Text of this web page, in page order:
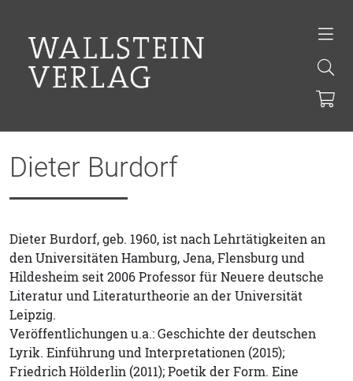
Dieter Burdorf
Dieter Burdorf, geb. 1960, ist nach Lehrtätigkeiten an
den Universitäten Hamburg, Jena, Flensburg und
Hildesheim seit 2006 Professor für Neuere deutsche
Literatur und Literaturtheorie an der Universität
Leipzig.
Veröffentlichungen u.a.: Geschichte der deutschen
Lyrik. Einführung und Interpretationen (2015);
Friedrich Hölderlin (2011); Poetik der Form. Eine